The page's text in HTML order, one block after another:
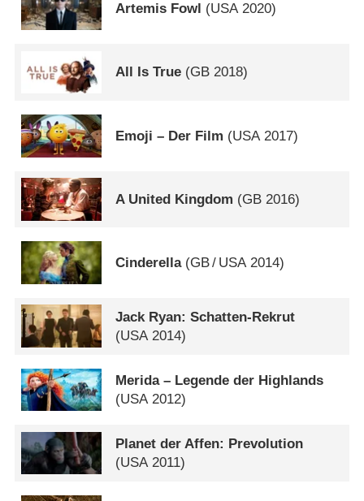
Artemis Fowl (USA2020)
All Is True (GB 2018)
Emoji – Der Film (USA 2017)
A United Kingdom (GB 2016)
Cinderella(GB/ USA2014)
Jack Ryan: Schatten-Rekrut
(USA 2014)
Merida – Legende der Highlands
(USA2012)
Planet der Affen: Prevolution
(USA2011)